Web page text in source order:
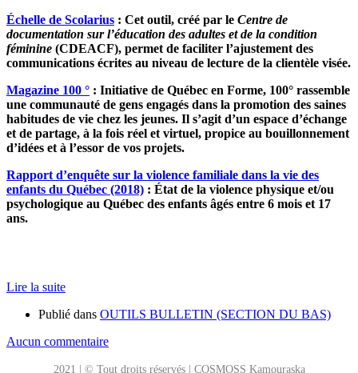
Échelle de Scolarius : Cet outil, créé par le Centre de
documentation sur l’éducation des adultes et de la condition
féminine (CDEACF), permet de faciliter l’ajustement des
communications écrites au niveau de lecture de la clientèle visée.
Magazine 100 ° : Initiative de Québec en Forme, 100° rassemble
une communauté de gens engagés dans la promotion des saines
habitudes de vie chez les jeunes. Il s’agit d’un espace d’échange
et de partage, à la fois réel et virtuel, propice au bouillonnement
d’idées et à l’essor de vos projets.
Rapport d’enquête sur la violence familiale dans la vie des
enfants du Québec (2018) : État de la violence physique et/ou
psychologique au Québec des enfants âgés entre 6 mois et 17
ans.
Lire la suite
Publié dans OUTILS BULLETIN (SECTION DU BAS)
Aucun commentaire
2021 | © Tout droits réservés | COSMOSS Kamouraska